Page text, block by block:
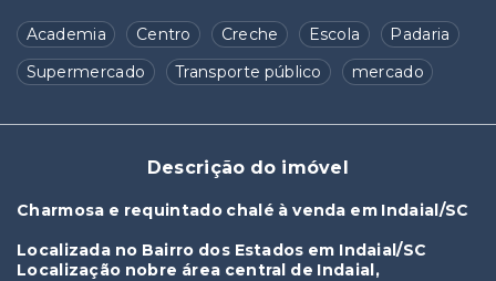
Academia Centro Creche Escola
Padaria
Supermercado
Transporte público mercado
Descrição do imóvel
Charmosa e requintado chalé à venda em Indaial/SC
Localizada no Bairro dos Estados em Indaial/SC
Localização nobre área central de Indaial,